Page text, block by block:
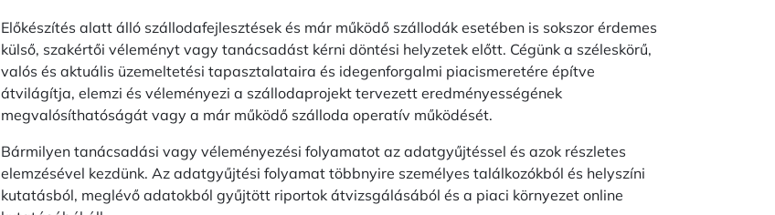
Előkészítés alatt álló szállodafejlesztések és már működő szállodák esetében is sokszor érdemes
külső, szakértői véleményt vagy tanácsadást kérni döntési helyzetek előtt. Cégünk a széleskörű,
valós és aktuális üzemeltetési tapasztalataira és idegenforgalmi piacismeretére építve
átvilágítja, elemzi és véleményezi a szállodaprojekt tervezett eredményességének
megvalósíthatóságát vagy a már működő szálloda operatív működését.
Bármilyen tanácsadási vagy véleményezési folyamatot az adatgyűjtéssel és azok részletes
elemzésével kezdünk. Az adatgyűjtési folyamat többnyire személyes találkozókból és helyszíni
kutatásból, meglévő adatokból gyűjtött riportok átvizsgálásából és a piaci környezet online